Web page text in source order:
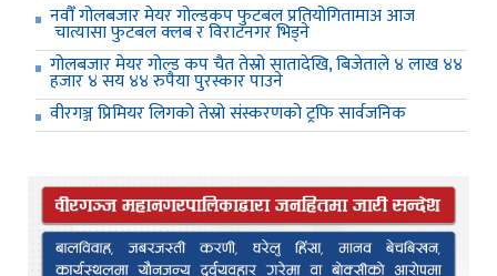
नवौँ गोलबजार मेयर गोल्डकप फुटबल प्रतियोगितामाअ आज
चात्यासा फुटबल क्लब र विराटनगर भिड्ने
गोलबजार मेयर गोल्ड कप चैत तेस्रो सातादेखि, बिजेताले ४ लाख ४४
हजार ४ सय ४४ रुपैया पुरस्कार पाउने
वीरगञ्ज प्रिमियर लिगको तेस्रो संस्करणको ट्रफि सार्वजनिक